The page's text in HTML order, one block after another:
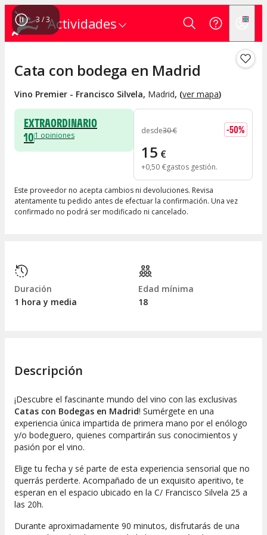
Actividades
1 /3
Cata con bodega en Madrid
Vino Premier - Francisco Silvela, Madrid, (ver mapa)
EXTRAORDINARIO
101 opiniones desde30€ -50%
15 €
+0,50 €gastos gestión
Este proveedor no acepta cambios ni devoluciones. Revisa
atentamente tu pedido antes de efectuar la confirmación. Una vez
confirmado no podrá ser modificado ni cancelado.
Duración
1 hora y media
Edad mínima
18
Descripción
¡Descubre el fascinante mundo del vino con las exclusivas
Catas con Bodegas en Madrid! Sumérgete en una
experiencia única impartida de primera mano por el enólogo
y/o bodeguero, quienes compartirán sus conocimientos y
pasión por el vino.
Elige tu fecha y sé parte de esta experiencia sensorial que no
querrás perderte. Acompañado de un exquisito aperitivo, te
esperan en el espacio ubicado en la C/ Francisco Silvela 25 a
las 20h.
Durante aproximadamente 90 minutos, disfrutarás de una